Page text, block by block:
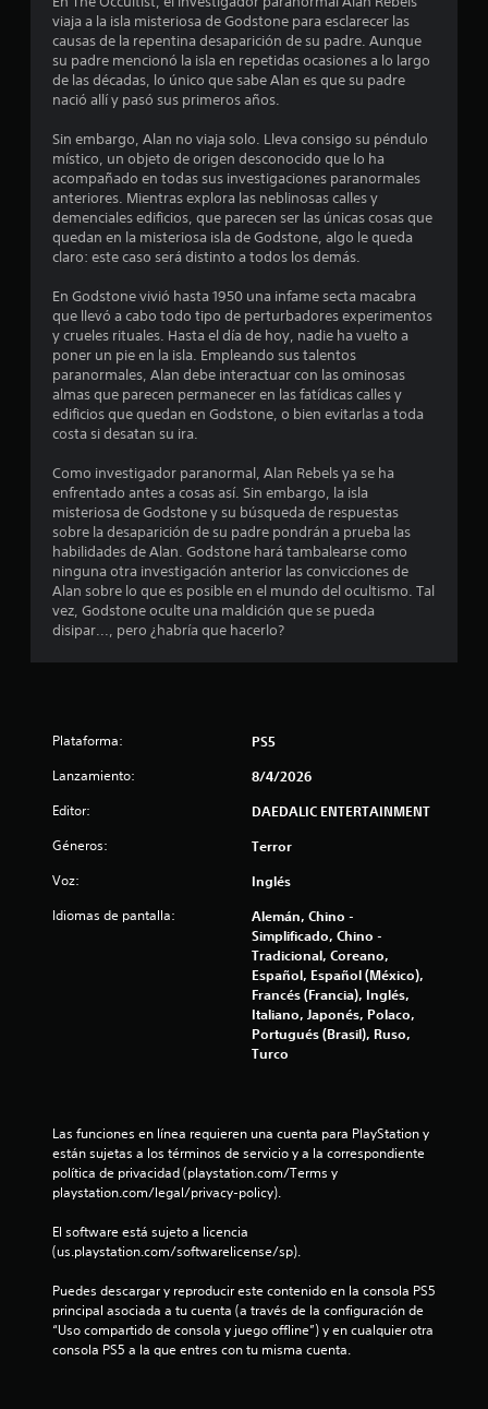
e
l
l
a
s
d
c
i
n
c
e
s
t
e
s
n
t
a
3
viaja a la isla misteriosa de Godstone para esclarecer las
causas de la repentina desaparición de su padre. Aunque
su padre mencionó la isla en repetidas ocasiones a lo largo
de las décadas, lo único que sabe Alan es que su padre
nació allí y pasó sus primeros años.
Sin embargo, Alan no viaja solo. Lleva consigo su péndulo
místico, un objeto de origen desconocido que lo ha
acompañado en todas sus investigaciones paranormales
anteriores. Mientras explora las neblinosas calles y
demenciales edificios, que parecen ser las únicas cosas que
quedan en la misteriosa isla de Godstone, algo le queda
claro: este caso será distinto a todos los demás.
En Godstone vivió hasta 1950 una infame secta macabra
que llevó a cabo todo tipo de perturbadores experimentos
y crueles rituales. Hasta el día de hoy, nadie ha vuelto a
poner un pie en la isla. Empleando sus talentos
paranormales, Alan debe interactuar con las ominosas
almas que parecen permanecer en las fatídicas calles y
edificios que quedan en Godstone, o bien evitarlas a toda
costa si desatan su ira.
Como investigador paranormal, Alan Rebels ya se ha
enfrentado antes a cosas así. Sin embargo, la isla
misteriosa de Godstone y su búsqueda de respuestas
sobre la desaparición de su padre pondrán a prueba las
habilidades de Alan. Godstone hará tambalearse como
ninguna otra investigación anterior las convicciones de
Alan sobre lo que es posible en el mundo del ocultismo. Tal
vez, Godstone oculte una maldición que se pueda
disipar..., pero ¿habría que hacerlo?
Plataforma: PS5
Lanzamiento: 8/4/2026
Editor: DAEDALIC ENTERTAINMENT
Géneros: Terror
Voz: Inglés
Idiomas de pantalla:
Alemán, Chino -
Simplificado, Chino -
Tradicional, Coreano,
Español, Español (México),
Francés (Francia), Inglés,
Italiano, Japonés, Polaco,
Portugués (Brasil), Ruso,
Turco
Las funciones en línea requieren una cuenta para PlayStation y
están sujetas a los términos de servicio y a la correspondiente
política de privacidad (playstation.com/Terms y
playstation.com/legal/privacy-policy).
El software está sujeto a licencia
(us.playstation.com/softwarelicense/sp).
Puedes descargar y reproducir este contenido en la consola PS5
principal asociada a tu cuenta (a través de la configuración de
“Uso compartido de consola y juego offline”) y en cualquier otra
consola PS5 a la que entres con tu misma cuenta.